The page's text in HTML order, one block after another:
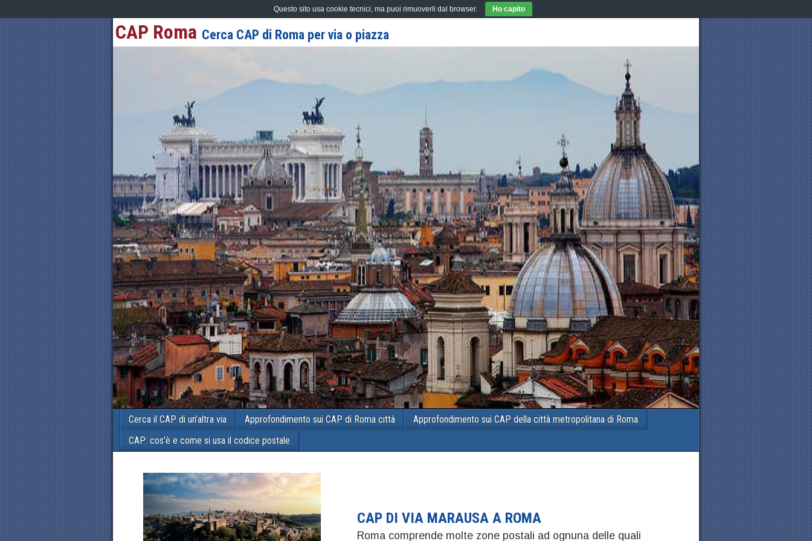
CAP Roma Cerca CAP di Roma per via o piazza
Cerca il CAP di un’altra via Approfondimento sui CAP di Roma città
Approfondimento sui CAP della città metropolitana di Roma
CAP: cos’è e come si usa il codice postale
CAP DI VIA MARAUSA A ROMA
Roma comprende molte zone postali ad ognuna delle quali
Questo sito usa cookie tecnici, ma puoi rimuoverli dal browser. Ho capito